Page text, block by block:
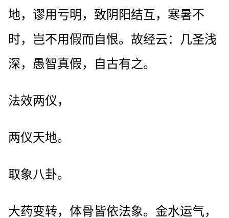
地，谬用亏明，致阴阳结互，寒暑不
时，岂不用假而自恨。故经云：几圣浅
深，愚智真假，自古有之。
法效两仪，
两仪天地。
取象八卦。
大药变转，体骨皆依法象。金水运气，